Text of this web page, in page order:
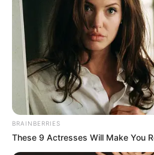
BRAINBERRIES
These 9 Actresses Will Make You